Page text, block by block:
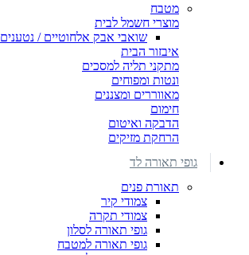
מטבח
מוצרי חשמל לבית
שואבי אבק אלחוטיים / נטענים
איבזור הבית
מתקני תליה למסכים
ונטות ומפוחים
מאווררים ומצננים
חימום
הדבקה ואיטום
הרחקת מזיקים
גופי תאורה לד
תאורת פנים
צמודי קיר
צמודי תקרה
גופי תאורה לסלון
גופי תאורה למטבח